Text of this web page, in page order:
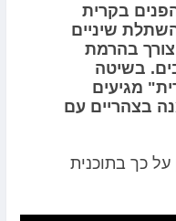
בקרית
שיניים
בהרמת
בשיטה
מגיעים
בצהריים עם
על כך בתוכנית